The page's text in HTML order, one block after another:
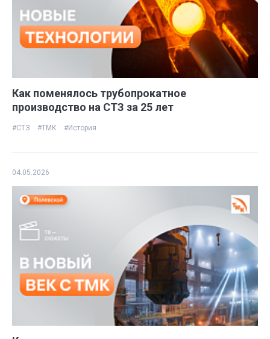
Как поменялось трубопрокатное
производство на СТЗ за 25 лет
#СТЗ #ТМК #История
04.05.2026